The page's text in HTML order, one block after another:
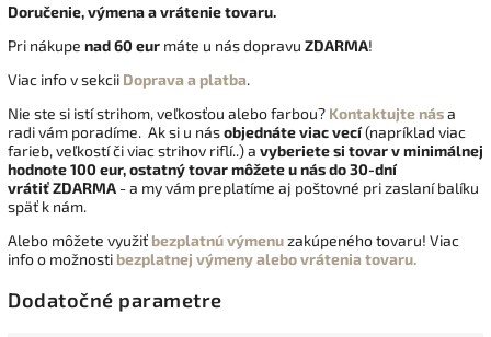
Doručenie, výmena a vrátenie tovaru.
Pri nákupe nad 60 eur máte u nás dopravu ZDARMA!
Viac info v sekcii Doprava a platba.
Nie ste si istí strihom, veľkosťou alebo farbou? Kontaktujte nása
radi vám poradíme. Ak si u násobjednáte viac vecí(napríklad viac
farieb, veľkostí či viac strihov riflí..) a vyberiete si tovar v minimálnej
hodnote 100 eur, ostatný tovar môžete u nás do 30-dní
vrátiťZDARMA - a my vám preplatíme aj poštovné pri zaslaní balíku
späť k nám.
Alebo môžete využiť bezplatnú výmenuzakúpeného tovaru! Viac
info o možnosti bezplatnej výmeny alebo vrátenia tovaru.
Dodatočné parametre